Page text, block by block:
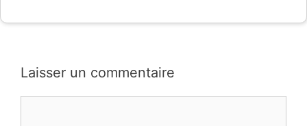
Laisser un commentaire